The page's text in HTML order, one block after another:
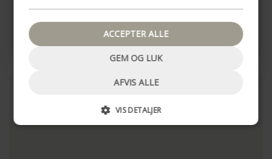
VÆLG MULIGHEDER
GEM OG LUK
ACCEPTER ALLE
AFVIS ALLE
VIS DETALJER